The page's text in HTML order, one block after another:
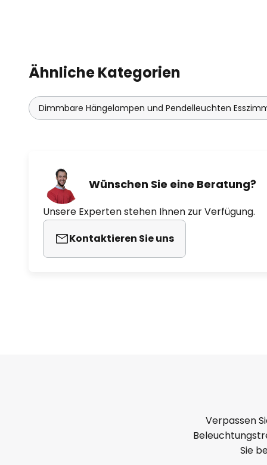
Ähnliche Kategorien
Dimmbare Hängelampen und Pendelleuchten
Wünschen Sie eine Beratung?
Unsere Experten stehen Ihnen zur Verfügung.
Kontaktieren Sie uns
Verpassen
Sie